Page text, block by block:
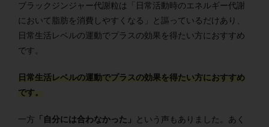
ブラックジンジャー代謝粒は「日常活動時のエネルギー代謝
において脂肪を消費しやすくなる」と謳っているだけあり、
日常生活レベルの運動でプラスの効果を得たい方におすすめ
です。
日常生活レベルの運動でプラスの効果を得たい方におすすめ
です。
一方 「自分には合わなかった」
という声もありました。あく